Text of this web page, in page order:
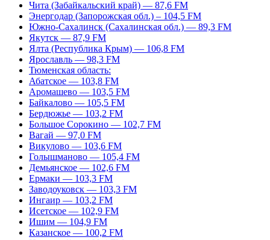
Чита (Забайкальский край) — 87,6 FM
Энергодар (Запорожская обл.) – 104,5 FM
Южно-Сахалинск (Сахалинская обл.) — 89,3 FM
Якутск — 87,9 FM
Ялта (Республика Крым) — 106,8 FM
Ярославль — 98,3 FM
Тюменская область:
Абатское — 103,8 FM
Аромашево — 103,5 FM
Байкалово — 105,5 FM
Бердюжье — 103,2 FM
Большое Сорокино — 102,7 FM
Вагай — 97,0 FM
Викулово — 103,6 FM
Голышманово — 105,4 FM
Демьянское — 102,6 FM
Ермаки — 103,3 FM
Заводоуковск — 103,3 FM
Ингаир — 103,2 FM
Исетское — 102,9 FM
Ишим — 104,9 FM
Казанское — 100,2 FM